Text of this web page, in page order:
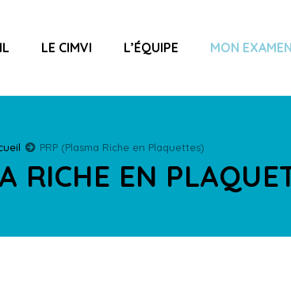
LE CIMVI L’ÉQUIPE MON EXAMEN
PRP (Plasma Riche en Plaquettes)
RICHE EN